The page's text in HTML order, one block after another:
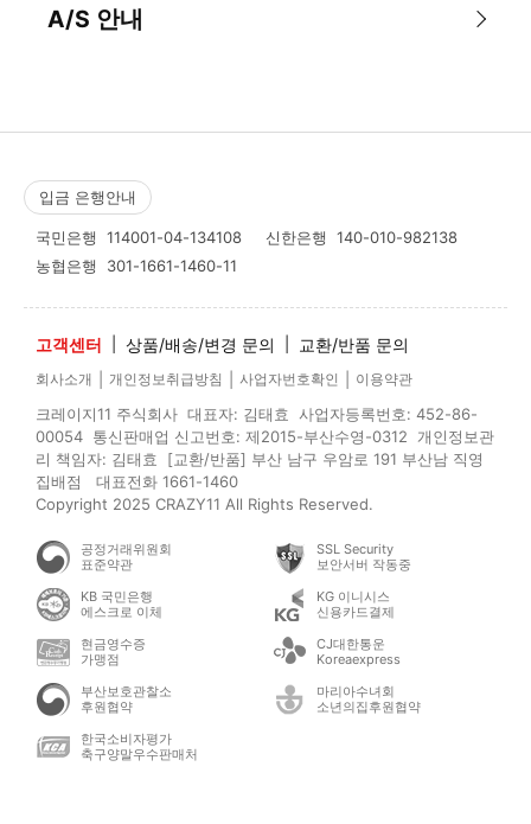
A/S 안내
입금 은행안내
국민은행 114001-04-134108 신한은행 140-010-982138
농협은행 301-1661-1460-11
고객센터 상품/배송/변경 문의 교환/반품 문의
회사소개 개인정보취급방침 사업자번호확인 이용약관
크레이지11 주식회사 대표자: 김태효 사업자등록번호: 452-86-
00054 통신판매업 신고번호: 제2015-부산수영-0312 개인정보관
리 책임자: 김태효 [교환/반품] 부산 남구 우암로 191 부산남 직영
집배점 대표전화 1661-1460
Copyright 2025 CRAZY11 All Rights Reserved.
공정거래위원회
표준약관
SSL Security
보안서버 작동중
KB 국민은행
에스크로 이체
KG 이니시스
신용카드결제
현금영수증
가맹점
CJ대한통운
Koreaexpress
부산보호관찰소
후원협약
마리아수녀회
소년의집후원협약
한국소비자평가
축구양말우수판매처